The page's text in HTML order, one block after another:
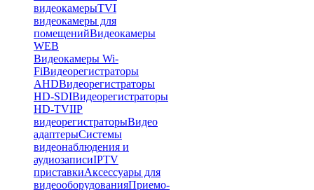
видеокамерыTVI
видеокамеры для
помещенийВидеокамеры
WEB
Видеокамеры Wi-
FiВидеорегистраторы
AHDВидеорегистраторы
HD-SDIВидеорегистраторы
HD-TVIIP
видеорегистраторыВидео
адаптерыСистемы
видеонаблюдения и
аудиозаписиIPTV
приставкиАксессуары для
видеооборудованияПриемо-